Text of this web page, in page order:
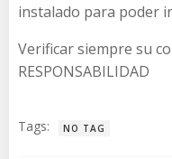
instalado para poder
Verificar siempre su
RESPONSABILIDAD
Tags: NO TAG